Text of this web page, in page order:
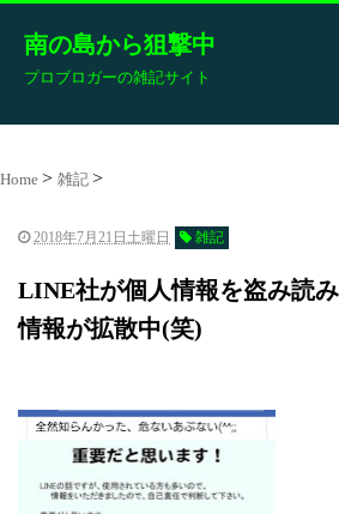
南の島から狙撃中
プロブロガーの雑記サイト
Home 雑記
2018年7月21日土曜日 雑記
LINE社が個人情報を盗み読
情報が拡散中(笑)